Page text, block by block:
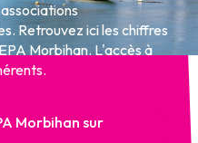
Retrouvez ici les chiffres
Morbihan. L'accès à
Morbihan sur